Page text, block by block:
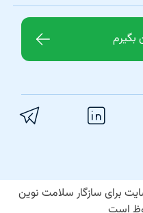
بگیرم
برای سازگار سلامت نوین